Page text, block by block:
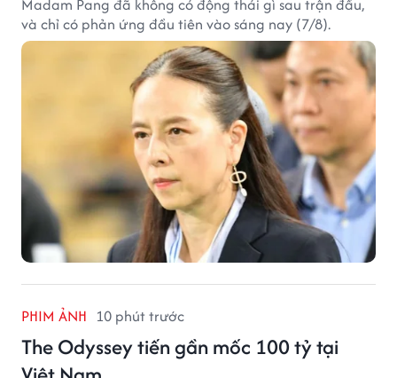
Madam Pang đã không có động thái gì sau trận đấu,
và chỉ có phản ứng đầu tiên vào sáng nay (7/8).
PHIM ẢNH 10 phút trước
The Odyssey tiến gần mốc 100 tỷ tại